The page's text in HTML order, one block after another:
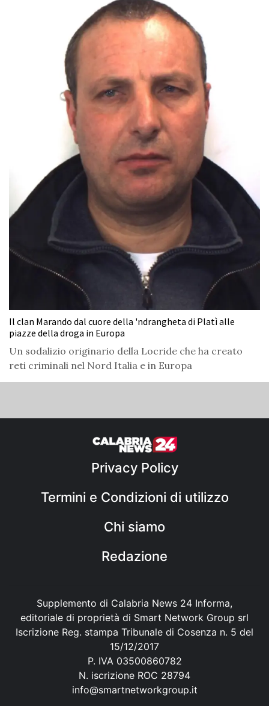
Il clan Marando dal cuore della 'ndrangheta di Platì alle
piazze della droga in Europa
Un sodalizio originario della Locride che ha creato
reti criminali nel Nord Italia e in Europa
Privacy Policy
Termini e Condizioni di utilizzo
Chi siamo
Redazione
Supplemento di Calabria News 24 Informa,
editoriale di proprietà di Smart Network Group srl
Iscrizione Reg. stampa Tribunale di Cosenza n. 5 del
15/12/2017
P. IVA 03500860782
N. iscrizione ROC 28794
info@smartnetworkgroup.it